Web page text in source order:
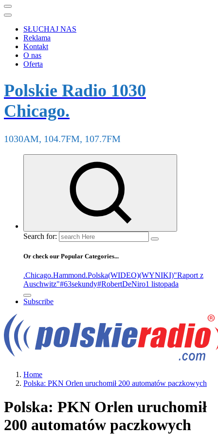
SŁUCHAJ NAS
Reklama
Kontakt
O nas
Oferta
Polskie Radio 1030
Chicago.
1030AM, 104.7FM, 107.7FM
Search for:
Or check our Popular Categories...
.Chicago.Hammond.Polska(WIDEO)(WYNIKI)"Raport z
Auschwitz"#63sekundy#RobertDeNiro1 listopada
Subscribe
Home
Polska: PKN Orlen uruchomił 200 automatów paczkowych
Polska: PKN Orlen uruchomił
200 automatów paczkowych